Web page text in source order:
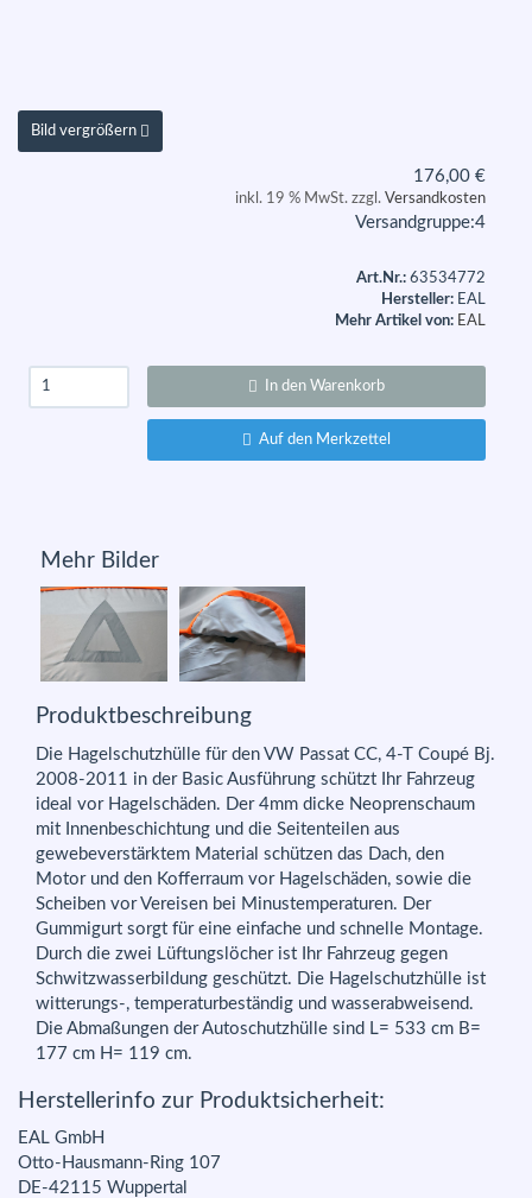
Bild vergrößern
176,00 €
inkl. 19 % MwSt. zzgl. Versandkosten
Versandgruppe:4
Art.Nr.: 63534772
Hersteller: EAL
Mehr Artikel von: EAL
In den Warenkorb
Auf den Merkzettel
Mehr Bilder
Produktbeschreibung
Die Hagelschutzhülle für den VW Passat CC, 4-T Coupé Bj.
2008-2011 in der Basic Ausführung schützt Ihr Fahrzeug
ideal vor Hagelschäden. Der 4mm dicke Neoprenschaum
mit Innenbeschichtung und die Seitenteilen aus
gewebeverstärktem Material schützen das Dach, den
Motor und den Kofferraum vor Hagelschäden, sowie die
Scheiben vor Vereisen bei Minustemperaturen. Der
Gummigurt sorgt für eine einfache und schnelle Montage.
Durch die zwei Lüftungslöcher ist Ihr Fahrzeug gegen
Schwitzwasserbildung geschützt. Die Hagelschutzhülle ist
witterungs-, temperaturbeständig und wasserabweisend.
Die Abmaßungen der Autoschutzhülle sind L= 533 cm B=
177 cm H= 119 cm.
Herstellerinfo zur Produktsicherheit:
EAL GmbH
Otto-Hausmann-Ring 107
DE-42115 Wuppertal